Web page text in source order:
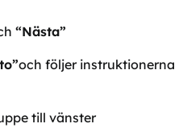
“Nästa”
och följer instruktionerna
till vänster